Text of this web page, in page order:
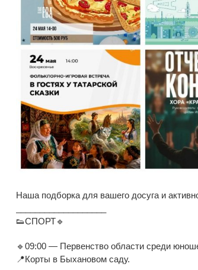
Наша подборка для вашего досуга и
👟СПОРТ🔹
🔹09:00 — Первенство области среди
📍Корты в Быхановом саду.